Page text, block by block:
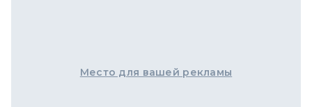
Место для вашей рекламы